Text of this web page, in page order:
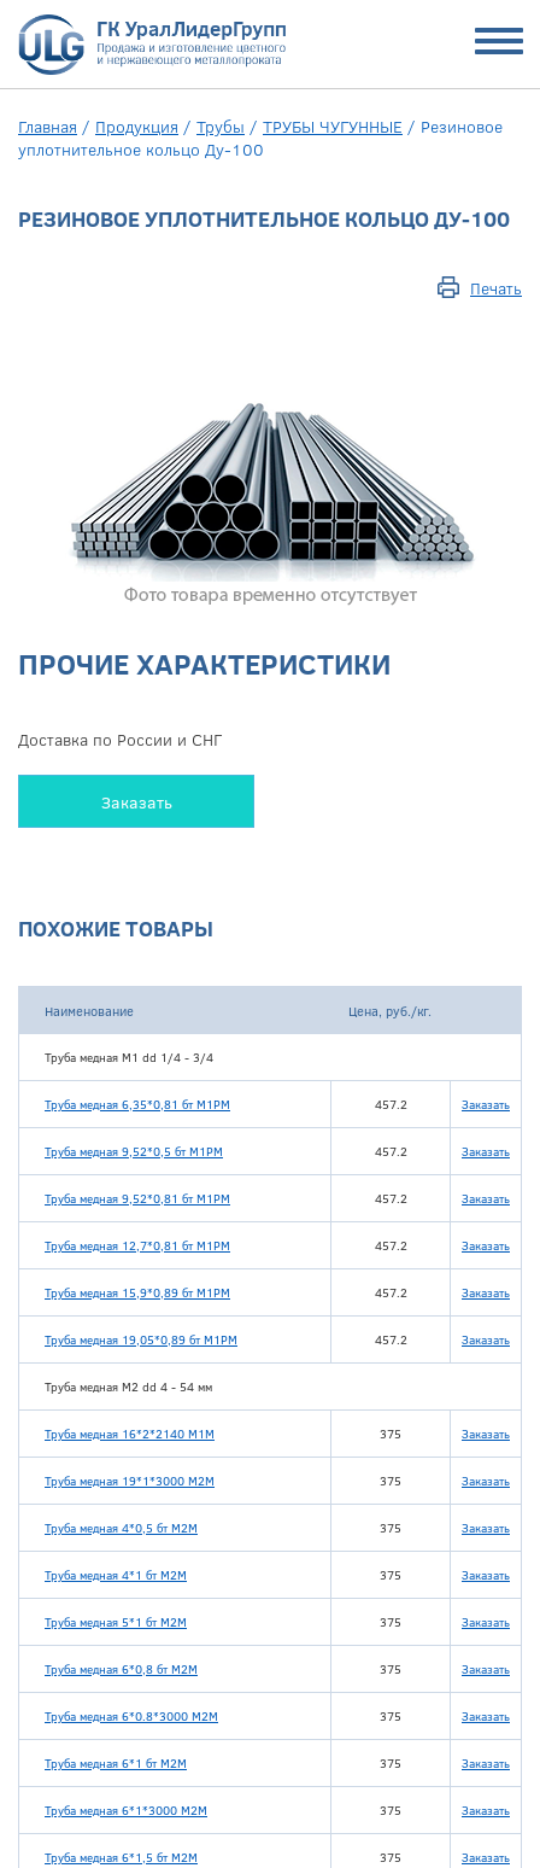
Главная / Продукция / Трубы / ТРУБЫ ЧУГУННЫЕ / Резиновое
уплотнительное кольцо Ду-100
РЕЗИНОВОЕ УПЛОТНИТЕЛЬНОЕ КОЛЬЦО ДУ-100
Печать
ПРОЧИЕ ХАРАКТЕРИСТИКИ
Доставка по России и СНГ
Заказать
ПОХОЖИЕ ТОВАРЫ
Наименование Цена, руб./кг.
Труба медная М1 dd 1/4 - 3/4
Труба медная 6,35*0,81 бт М1РМ 457.2 Заказать
Труба медная 9,52*0,5 бт М1РМ 457.2 Заказать
Труба медная 9,52*0,81 бт М1РМ 457.2 Заказать
Труба медная 12,7*0,81 бт М1РМ 457.2 Заказать
Труба медная 15,9*0,89 бт М1РМ 457.2 Заказать
Труба медная 19,05*0,89 бт М1РМ 457.2 Заказать
Труба медная М2 dd 4 - 54 мм
Труба медная 16*2*2140 М1М 375 Заказать
Труба медная 19*1*3000 М2М 375 Заказать
Труба медная 4*0,5 бт М2М 375 Заказать
Труба медная 4*1 бт М2М 375 Заказать
Труба медная 5*1 бт М2М 375 Заказать
Труба медная 6*0,8 бт М2М 375 Заказать
Труба медная 6*0.8*3000 М2М 375 Заказать
Труба медная 6*1 бт М2М 375 Заказать
Труба медная 6*1*3000 М2М 375 Заказать
Труба медная 6*1,5 бт М2М 375 Заказать